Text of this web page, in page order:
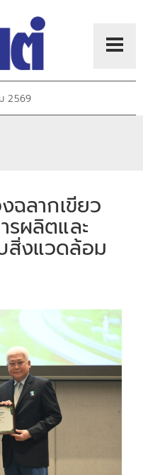
2569
ฉลากเขียว
รผลิตและ
สิ่งแวดล้อม